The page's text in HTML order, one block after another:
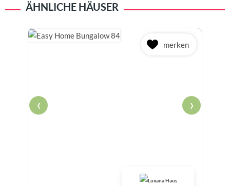
ÄHNLICHE HÄUSER
merken
‹ ›